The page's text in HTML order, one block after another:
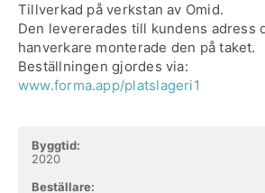
Tillverkad på verkstan av Omid.
Den levererades till kundens adress
hanverkare monterade den på taket.
www.forma.app/platslageri1
Byggtid:
2020
Beställare: